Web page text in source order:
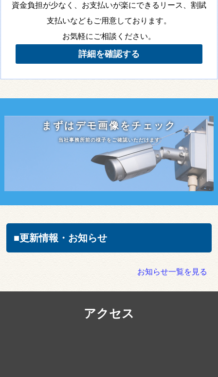
資金負担が少なく、お支払いが楽にできるリース、割賦
支払いなどもご用意しております。
お気軽にご相談ください。
詳細を確認する
まずはデモ画像をチェック
当社事務所前の様子をご確認いただけます
■更新情報・お知らせ
お知らせ一覧を見る
アクセス